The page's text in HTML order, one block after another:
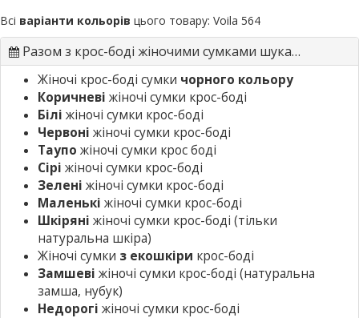
Всі варіанти кольорів цього товару: Voila 564
Разом з крос-боді жіночими сумками шукають
Жіночі крос-боді сумки чорного кольору
Коричневі жіночі сумки крос-боді
Білі жіночі сумки крос-боді
Червоні жіночі сумки крос-боді
Таупо жіночі сумки крос боді
Сірі жіночі сумки крос-боді
Зелені жіночі сумки крос-боді
Маленькі жіночі сумки крос-боді
Шкіряні жіночі сумки крос-боді (тільки
натуральна шкіра)
Жіночі сумки з екошкіри крос-боді
Замшеві жіночі сумки крос-боді (натуральна
замша, нубук)
Недорогі жіночі сумки крос-боді